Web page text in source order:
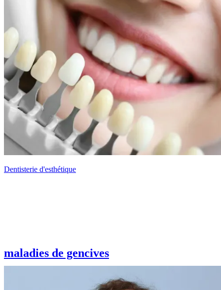
Dentisterie d'esthétique
maladies de gencives